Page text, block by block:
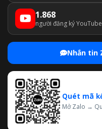
1.868
người đăng ký YouTube
Nhắn tin
Quét mã
Mở Zalo →